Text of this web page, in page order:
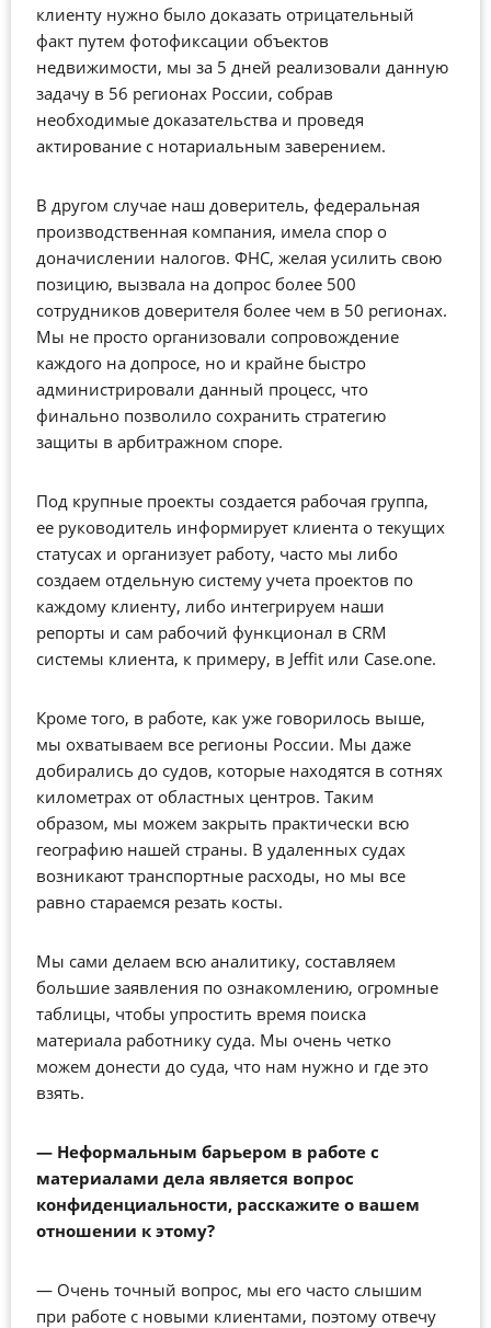
клиенту нужно было доказать отрицательный
факт путем фотофиксации объектов
недвижимости, мы за 5 дней реализовали данную
задачу в 56 регионах России, собрав
необходимые доказательства и проведя
актирование с нотариальным заверением.
В другом случае наш доверитель, федеральная
производственная компания, имела спор о
доначислении налогов. ФНС, желая усилить свою
позицию, вызвала на допрос более 500
сотрудников доверителя более чем в 50 регионах.
Мы не просто организовали сопровождение
каждого на допросе, но и крайне быстро
администрировали данный процесс, что
финально позволило сохранить стратегию
защиты в арбитражном споре.
Под крупные проекты создается рабочая группа,
ее руководитель информирует клиента о текущих
статусах и организует работу, часто мы либо
создаем отдельную систему учета проектов по
каждому клиенту, либо интегрируем наши
репорты и сам рабочий функционал в CRM
системы клиента, к примеру, в Jeffit или Case.one.
Кроме того, в работе, как уже говорилось выше,
мы охватываем все регионы России. Мы даже
добирались до судов, которые находятся в сотнях
километрах от областных центров. Таким
образом, мы можем закрыть практически всю
географию нашей страны. В удаленных судах
возникают транспортные расходы, но мы все
равно стараемся резать косты.
Мы сами делаем всю аналитику, составляем
большие заявления по ознакомлению, огромные
таблицы, чтобы упростить время поиска
материала работнику суда. Мы очень четко
можем донести до суда, что нам нужно и где это
взять.
— Неформальным барьером в работе с
материалами дела является вопрос
конфиденциальности, расскажите о вашем
отношении к этому?
— Очень точный вопрос, мы его часто слышим
при работе с новыми клиентами, поэтому отвечу